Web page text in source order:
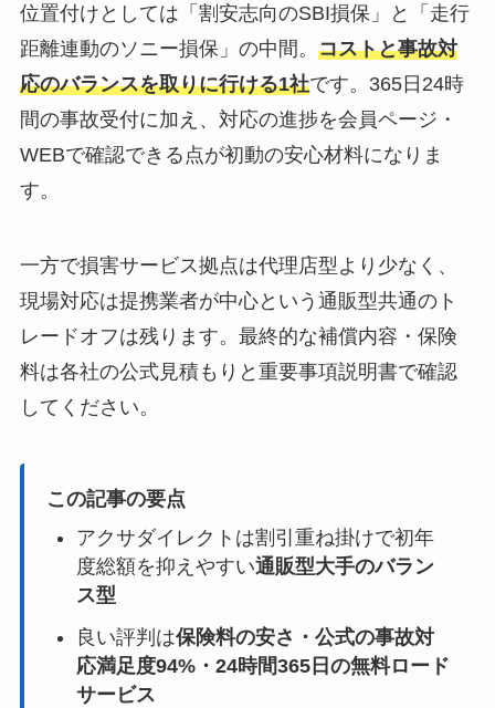
位置付けとしては「割安志向のSBI損保」と「走行
距離連動のソニー損保」の中間。 コストと事故対
応のバランスを取りに行ける1社です。365日24時
間の事故受付に加え、対応の進捗を会員ページ・
WEBで確認できる点が初動の安心材料になりま
す。
一方で損害サービス拠点は代理店型より少なく、
現場対応は提携業者が中心という通販型共通のト
レードオフは残ります。最終的な補償内容・保険
料は各社の公式見積もりと重要事項説明書で確認
してください。
この記事の要点
アクサダイレクトは割引重ね掛けで初年
度総額を抑えやすい通販型大手のバラン
ス型
良い評判は保険料の安さ・公式の事故対
応満足度94%・24時間365日の無料ロード
サービス